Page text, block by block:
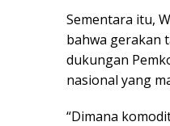
Sementara itu,
bahwa gerakan
dukungan
nasional yang
“Dimana